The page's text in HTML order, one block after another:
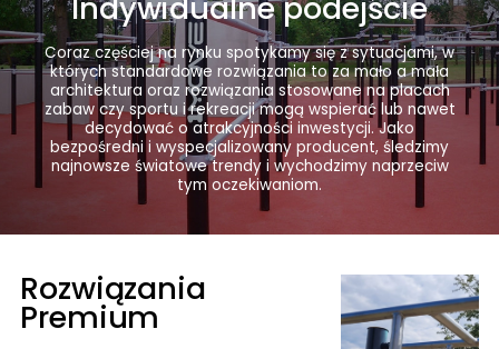
Indywidualne podejście
Coraz częściej na rynku spotykamy się z sytuacjami, w
których standardowe rozwiązania to za mało a mała
architektura oraz rozwiązania stosowane na placach
zabaw czy sportu i rekreacji mogą wspierać lub nawet
decydować o atrakcyjności inwestycji. Jako
bezpośredni i wyspecjalizowany producent, śledzimy
najnowsze światowe trendy i wychodzimy naprzeciw
tym oczekiwaniom.
Rozwiązania
Premium